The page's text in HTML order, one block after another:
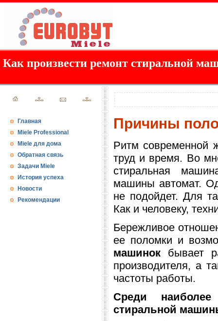
Как произвести ремонт стиральной
Главная
Miele Professional
Miele для дома
Обратная связь
Задачи Miele
История успеха
Новости
Рекомендации
Причины
Ритм современной
труд и время. Во
стиральная
машины автомат.
не подойдет. Для
Как и человеку,
Бережливое
ее поломки и
машинок бывает
производителя, а
частоты работы.
Среди
стиральной